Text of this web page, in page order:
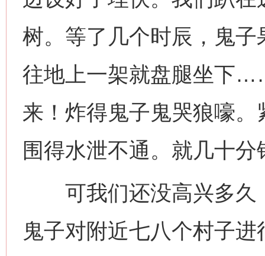
树。等了几个时辰，鬼
往地上一架就盘腿坐下
来！炸得鬼子鬼哭狼嚎
围得水泄不通。就几十
可我们还没高兴多久
鬼子对附近七八个村子